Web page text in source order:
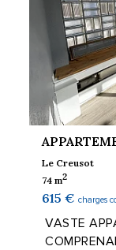
Le Creusot
74 m2
615 € charges
VASTE